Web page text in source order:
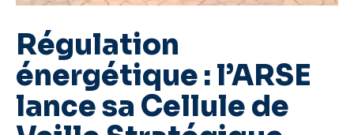
Régulation
énergétique : l’ARSE
lance sa Cellule de